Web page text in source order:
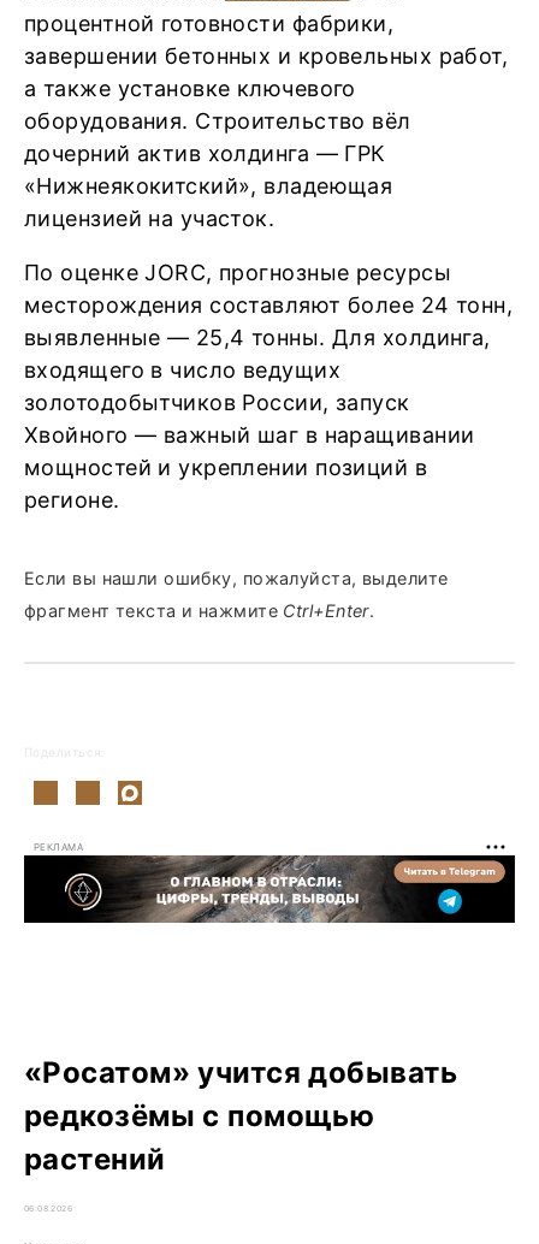
процентной готовности фабрики,
завершении бетонных и кровельных работ,
а также установке ключевого
оборудования. Строительство вёл
дочерний актив холдинга — ГРК
«Нижнеякокитский», владеющая
лицензией на участок.
По оценке JORC, прогнозные ресурсы
месторождения составляют более 24 тонн,
выявленные — 25,4 тонны. Для холдинга,
входящего в число ведущих
золотодобытчиков России, запуск
Хвойного — важный шаг в наращивании
мощностей и укреплении позиций в
регионе.
Если вы нашли ошибку, пожалуйста, выделите
фрагмент текста и нажмите Ctrl+Enter.
Поделиться:
РЕКЛАМА
«Росатом» учится добывать
редкозёмы с помощью
растений
06.08.2026